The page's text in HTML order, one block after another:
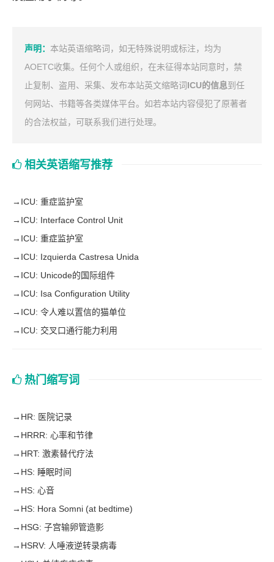
声明： 本站英语缩略词，如无特殊说明或标注，均为
AOETC收集。任何个人或组织，在未征得本站同意时，禁
止复制、盗用、采集、发布本站英文缩略词ICU的信息到任
何网站、书籍等各类媒体平台。如若本站内容侵犯了原著者
的合法权益，可联系我们进行处理。
相关英语缩写推荐
→ ICU: 重症监护室
→ ICU: Interface Control Unit
→ ICU: 重症监护室
→ ICU: Izquierda Castresa Unida
→ ICU: Unicode的国际组件
→ ICU: Isa Configuration Utility
→ ICU: 令人难以置信的猫单位
→ ICU: 交叉口通行能力利用
热门缩写词
→ HR: 医院记录
→ HRRR: 心率和节律
→ HRT: 激素替代疗法
→ HS: 睡眠时间
→ HS: 心音
→ HS: Hora Somni (at bedtime)
→ HSG: 子宫输卵管造影
→ HSRV: 人唾液逆转录病毒